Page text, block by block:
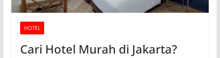
HOTEL
Cari Hotel Murah di Jakarta?